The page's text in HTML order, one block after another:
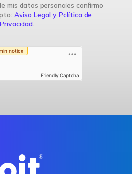
mis datos personales confirmo
Aviso Legal y Política de
Privacidad.
Friendly Captcha